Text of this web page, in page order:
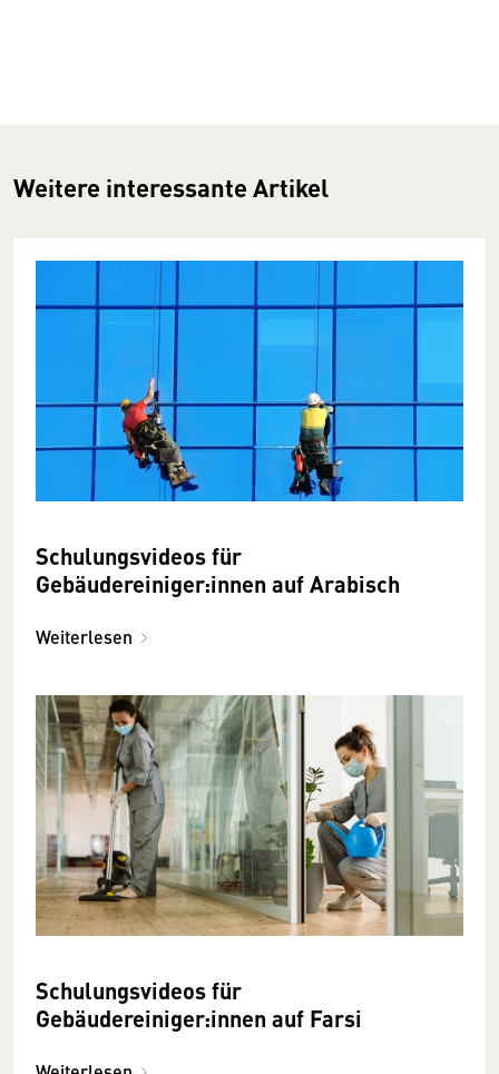
Weitere interessante Artikel
Schulungsvideos für
Gebäudereiniger:innen auf Arabisch
Weiterlesen
Schulungsvideos für
Gebäudereiniger:innen auf Farsi